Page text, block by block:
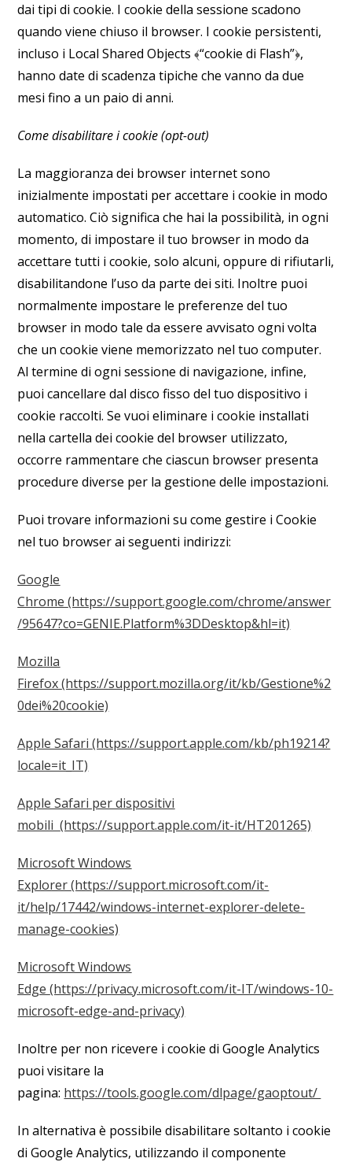
dai tipi di cookie. I cookie della sessione scadono
quando viene chiuso il browser. I cookie persistenti,
incluso i Local Shared Objects ﴾“cookie di Flash”﴿,
hanno date di scadenza tipiche che vanno da due
mesi fino a un paio di anni.
Come disabilitare i cookie (opt-out)
La maggioranza dei browser internet sono
inizialmente impostati per accettare i cookie in modo
automatico. Ciò significa che hai la possibilità, in ogni
momento, di impostare il tuo browser in modo da
accettare tutti i cookie, solo alcuni, oppure di rifiutarli,
disabilitandone l’uso da parte dei siti. Inoltre puoi
normalmente impostare le preferenze del tuo
browser in modo tale da essere avvisato ogni volta
che un cookie viene memorizzato nel tuo computer.
Al termine di ogni sessione di navigazione, infine,
puoi cancellare dal disco fisso del tuo dispositivo i
cookie raccolti. Se vuoi eliminare i cookie installati
nella cartella dei cookie del browser utilizzato,
occorre rammentare che ciascun browser presenta
procedure diverse per la gestione delle impostazioni.
Puoi trovare informazioni su come gestire i Cookie
nel tuo browser ai seguenti indirizzi:
Google
Chrome(https://support.google.com/chrome/answer
/95647?co=GENIE.Platform%3DDesktop&hl=it)
Mozilla
Firefox(https://support.mozilla.org/it/kb/Gestione%2
0dei%20cookie)
Apple Safari(https://support.apple.com/kb/ph19214?
locale=it_IT)
Apple Safari per dispositivi
mobili(https://support.apple.com/it-it/HT201265)
Microsoft Windows
Explorer(https://support.microsoft.com/it-
it/help/17442/windows-internet-explorer-delete-
manage-cookies)
Microsoft Windows
Edge(https://privacy.microsoft.com/it-IT/windows-10-
microsoft-edge-and-privacy)
Inoltre per non ricevere i cookie di Google Analytics
puoi visitare la
pagina: https://tools.google.com/dlpage/gaoptout/
In alternativa è possibile disabilitare soltanto i cookie
di Google Analytics, utilizzando il componente